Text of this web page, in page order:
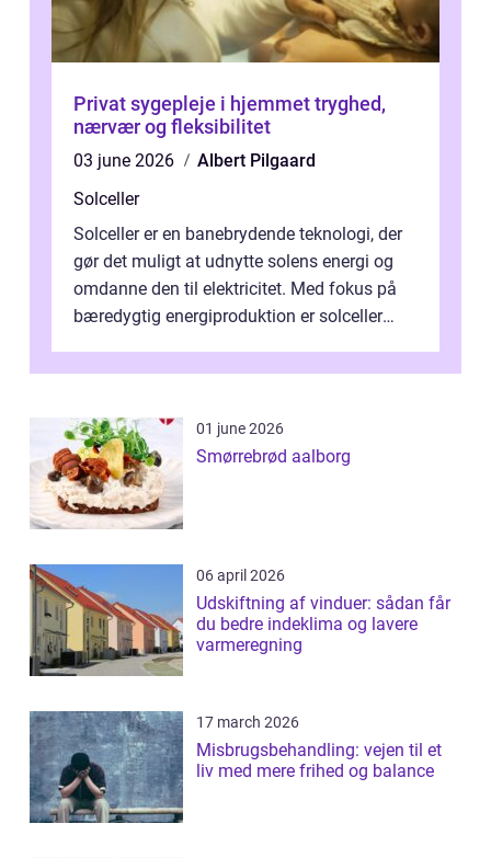
Privat sygepleje i hjemmet tryghed,
nærvær og fleksibilitet
03 june 2026
Albert Pilgaard
Solceller
Solceller er en banebrydende teknologi, der
gør det muligt at udnytte solens energi og
omdanne den til elektricitet. Med fokus på
bæredygtig energiproduktion er solceller
01 june 2026
Smørrebrød aalborg
06 april 2026
Udskiftning af vinduer: sådan får
du bedre indeklima og lavere
varmeregning
17 march 2026
Misbrugsbehandling: vejen til et
liv med mere frihed og balance